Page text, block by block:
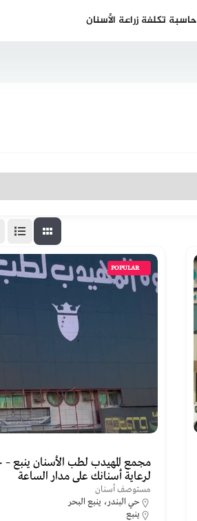
حاسبة تكلفة زراعة الأسنان
POPULAR
مجمع المهيدب لطب الأسنان ينبع
لرعاية أسنانك على مدار الساعة
مستوصف أسنان
حي البندر، ينبع البحر
ينبع